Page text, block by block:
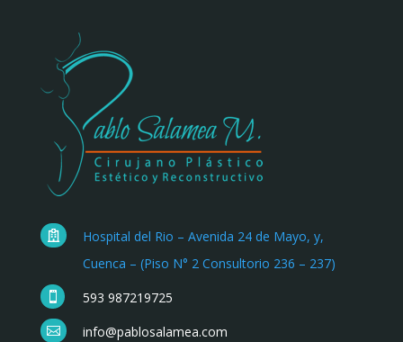

Hospital del Rio – Avenida 24 de Mayo, y,
Cuenca – (Piso N° 2 Consultorio 236 – 237)
 593 987219725
 info@pablosalamea.com